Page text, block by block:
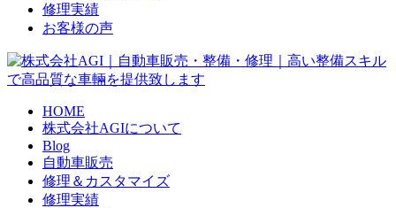
修理実績
お客様の声
HOME
株式会社AGIについて
Blog
自動車販売
修理＆カスタマイズ
修理実績